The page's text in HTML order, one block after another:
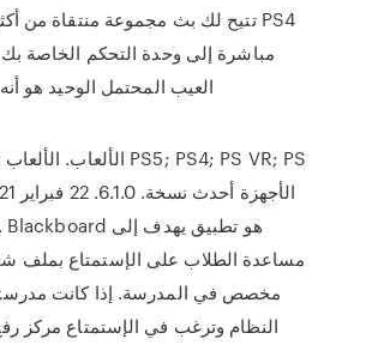
العيب المحتمل الوحيد هو
مساعدة الطلاب على الإستمتاع بملف
مخصص في المدرسة. إذا كانت
النظام وترغب في الإستمتاع مركز